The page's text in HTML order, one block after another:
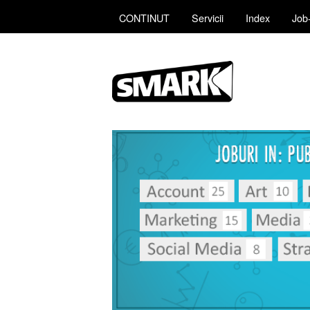
CONTINUT Servicii Index